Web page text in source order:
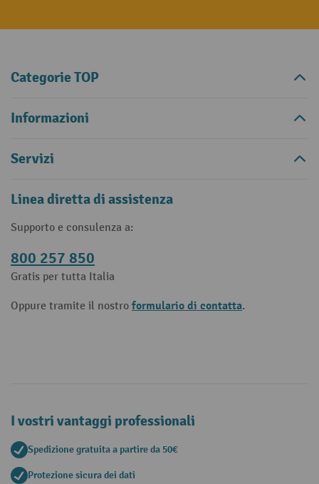
Categorie TOP
Informazioni
Servizi
Linea diretta di assistenza
Supporto e consulenza a:
800 257 850
Gratis per tutta Italia
Oppure tramite il nostro formulario di contatta.
I vostri vantaggi professionali
Spedizione gratuita a partire da 50€
Protezione sicura dei dati